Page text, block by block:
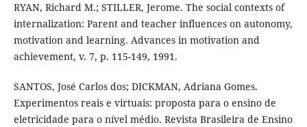
RYAN, Richard M.; STILLER, Jerome. The social contexts of
internalization: Parent and teacher influences on autonomy,
motivation and learning. Advances in motivation and
achievement, v. 7, p. 115-149, 1991.
SANTOS, José Carlos dos; DICKMAN, Adriana Gomes.
Experimentos reais e virtuais: proposta para o ensino de
eletricidade para o nível médio. Revista Brasileira de Ensino